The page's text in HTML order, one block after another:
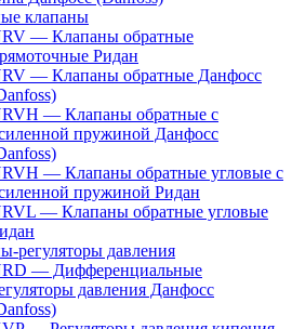
клапаны
— Клапаны обратные
Ридан
— Клапаны обратные Данфосс
— Клапаны обратные с
пружиной Данфосс
— Клапаны обратные угловые с
пружиной Ридан
— Клапаны обратные угловые
регуляторы давления
— Дифференциальные
давления Данфосс